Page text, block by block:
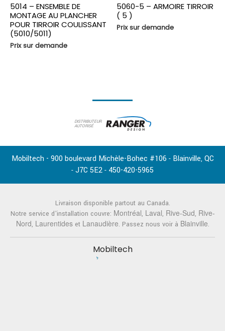
5014 – ENSEMBLE DE
MONTAGE AU PLANCHER
POUR TIRROIR COULISSANT
(5010/5011)
Prix sur demande
5060-5 – ARMOIRE TIRROIR
( 5 )
Prix sur demande
DISTRIBUTEUR
AUTORISÉ
Mobiltech - 900 boulevard Michèle-Bohec #106 - Blainville, QC
- J7C 5E2 - 450-420-5965
Livraison disponible partout au Canada.
Notre service d'installation couvre: Montréal, Laval, Rive-Sud, Rive-
Nord, Laurentideset Lanaudière. Passez nous voir à Blainville.
Mobiltech
À propos